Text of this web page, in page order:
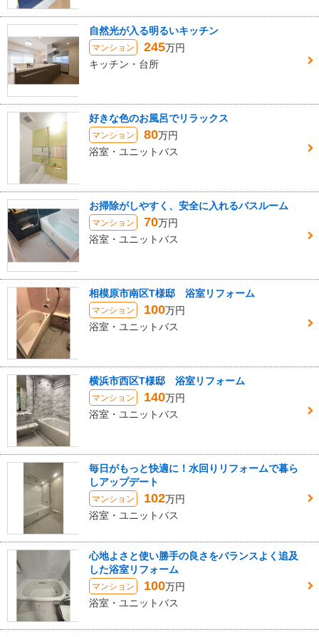
自然光が入る明るいキッチン
マンション 245万円
キッチン・台所
好きな色のお風呂でリラックス
マンション 80万円
浴室・ユニットバス
お掃除がしやすく、安全に入れるバスルーム
マンション 70万円
浴室・ユニットバス
相模原市南区T様邸 浴室リフォーム
マンション 100万円
浴室・ユニットバス
横浜市西区T様邸 浴室リフォーム
マンション 140万円
浴室・ユニットバス
毎日がもっと快適に！水回りリフォームで暮ら
しアップデート
マンション 102万円
浴室・ユニットバス
心地よさと使い勝手の良さをバランスよく追及
した浴室リフォーム
マンション 100万円
浴室・ユニットバス